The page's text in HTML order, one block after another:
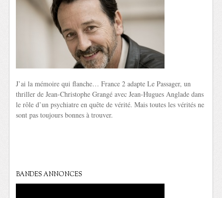
J’ai la mémoire qui flanche… France 2 adapte Le Passager, un
thriller de Jean-Christophe Grangé avec Jean-Hugues Anglade dans
le rôle d’un psychiatre en quête de vérité. Mais toutes les vérités ne
sont pas toujours bonnes à trouver.
BANDES ANNONCES